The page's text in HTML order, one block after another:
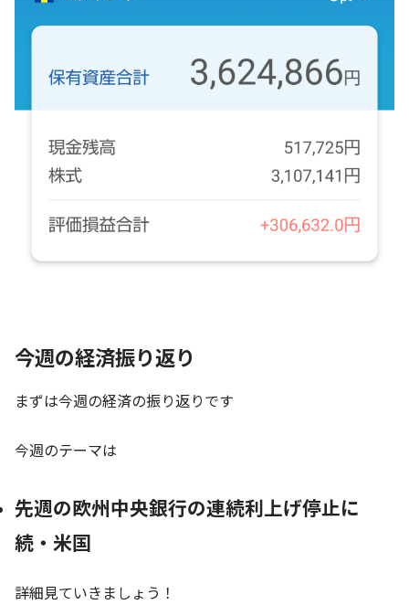
今週の経済振り返り
まずは今週の経済の振り返りです
今週のテーマは
先週の欧州中央銀行の連続利上げ停止に
続・米国
詳細見ていきましょう！